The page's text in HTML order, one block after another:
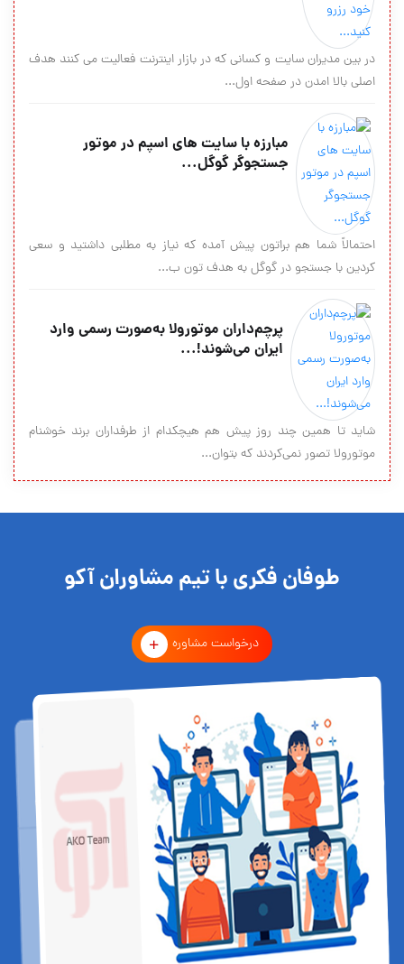
در بین مدیران سایت و کسانی که در بازار اینترنت فعالیت می کنند هدف
اصلی بالا امدن در صفحه اول...
مبارزه با سایت های اسپم در موتور
جستجوگر گوگل...
احتمالاً شما هم براتون پیش آمده که نیاز به مطلبی داشتید و سعی
کردین با جستجو در گوگل به هدف تون ب...
پرچم‌داران موتورولا به‌صورت رسمی وارد
ایران می‌شوند!...
شاید تا همین چند روز پیش هم هیچکدام از طرفداران برند خوشنام
موتورولا تصور نمی‌کردند که بتوان...
طوفان فکری با تیم مشاوران آکو
درخواست مشاوره